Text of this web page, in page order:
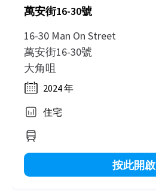
萬安街16-30號
16-30 Man On Street
萬安街16-30號
大角咀
2024 年
住宅
按此開啟